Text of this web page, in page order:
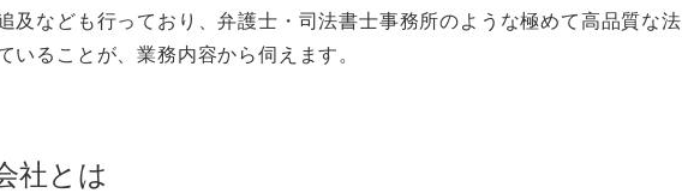
及なども行っており、弁護士・司法書士事務所のような極めて高品質な法
いることが、業務内容から伺えます。
社とは